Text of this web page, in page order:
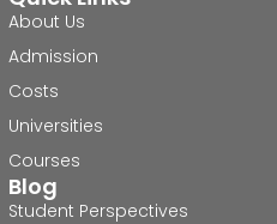
About Us
Admission
Costs
Universities
Courses
Blog
Student Perspectives